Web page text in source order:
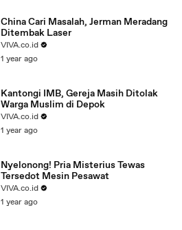
China Cari Masalah, Jerman Meradang
Ditembak Laser
VIVA.co.id
1 year ago
Kantongi IMB, Gereja Masih Ditolak
Warga Muslim di Depok
VIVA.co.id
1 year ago
Nyelonong! Pria Misterius Tewas
Tersedot Mesin Pesawat
VIVA.co.id
1 year ago